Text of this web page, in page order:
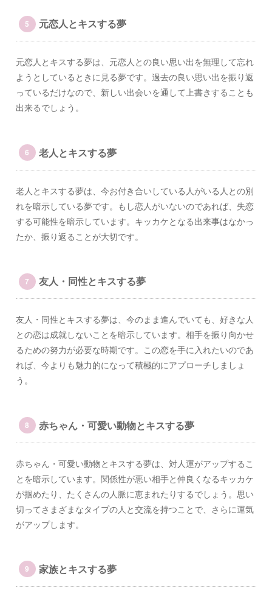
元恋人とキスする夢
元恋人とキスする夢は、元恋人との良い思い出を無理して忘れ
ようとしているときに見る夢です。過去の良い思い出を振り返
っているだけなので、新しい出会いを通して上書きすることも
出来るでしょう。
老人とキスする夢
老人とキスする夢は、今お付き合いしている人がいる人との別
れを暗示している夢です。もし恋人がいないのであれば、失恋
する可能性を暗示しています。キッカケとなる出来事はなかっ
たか、振り返ることが大切です。
友人・同性とキスする夢
友人・同性とキスする夢は、今のまま進んでいても、好きな人
との恋は成就しないことを暗示しています。相手を振り向かせ
るための努力が必要な時期です。この恋を手に入れたいのであ
れば、今よりも魅力的になって積極的にアプローチしましょ
う。
赤ちゃん・可愛い動物とキスする夢
赤ちゃん・可愛い動物とキスする夢は、対人運がアップするこ
とを暗示しています。関係性が悪い相手と仲良くなるキッカケ
が掴めたり、たくさんの人脈に恵まれたりするでしょう。思い
切ってさまざまなタイプの人と交流を持つことで、さらに運気
がアップします。
家族とキスする夢